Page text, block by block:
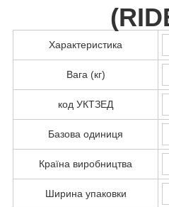
(
Характеристика
Вага (кг)
код УКТЗЕД
Базова одиниця
Країна виробництва
Ширина упаковки